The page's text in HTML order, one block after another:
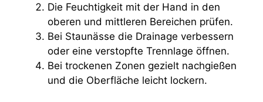
Die Feuchtigkeit mit der Hand in den
oberen und mittleren Bereichen prüfen.
Bei Staunässe die Drainage verbessern
oder eine verstopfte Trennlage öffnen.
Bei trockenen Zonen gezielt nachgießen
und die Oberfläche leicht lockern.